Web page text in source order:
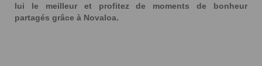
lui le meilleur et profitez de moments de bonheur
partagés grâce à Novaloa.